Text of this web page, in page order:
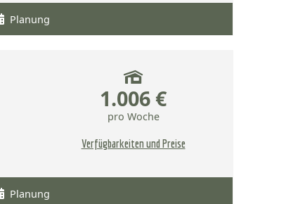
Planung
1.006 €
pro Woche
Verfügbarkeiten und Preise
Planung